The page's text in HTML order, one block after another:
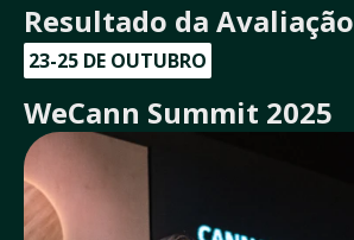
Resultado da Avaliação
23-25 DE OUTUBRO
WeCann Summit 2025